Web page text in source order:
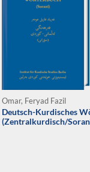
Omar, Feryad Fazil
Deutsch-Kurdisches
(Zentralkurdisch/